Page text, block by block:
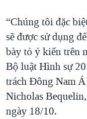
“Chúng tôi đặc
sẽ được sử dụng
bày tỏ ý kiến trên
Bộ luật Hình sự
trách Đông Nam
Nicholas
ngày 18/10.